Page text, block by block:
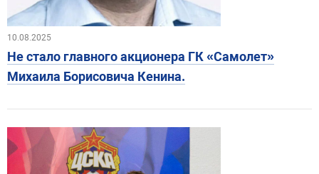
10.08.2025
Не стало главного акционера ГК «Самолет»
Михаила Борисовича Кенина.